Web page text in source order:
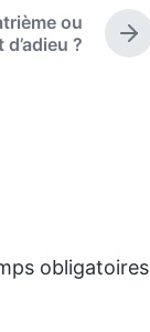
N
e
ou
?
obligatoires